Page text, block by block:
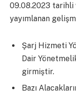
09.08.2023 tarihli
yayımlanan
Şarj Hizmeti
Dair
girmiştir.
Bazı